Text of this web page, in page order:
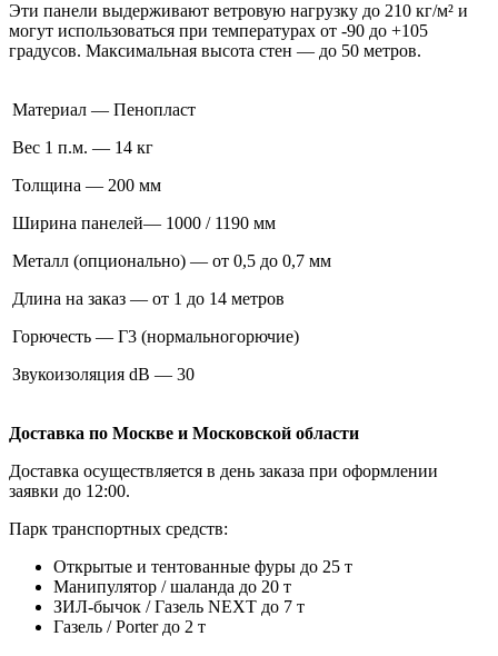
Эти панели выдерживают ветровую нагрузку до 210 кг/м² и
могут использоваться при температурах от -90 до +105
градусов. Максимальная высота стен — до 50 метров.
Материал — Пенопласт
Вес 1 п.м. — 14 кг
Толщина — 200 мм
Ширина панелей— 1000 / 1190 мм
Металл (опционально) — от 0,5 до 0,7 мм
Длина на заказ — от 1 до 14 метров
Горючесть — Г3 (нормальногорючие)
Звукоизоляция dB — 30
Доставка по Москве и Московской области
Доставка осуществляется в день заказа при оформлении
заявки до 12:00.
Парк транспортных средств:
Открытые и тентованные фуры до 25 т
Манипулятор / шаланда до 20 т
ЗИЛ-бычок / Газель NEXT до 7 т
Газель / Porter до 2 т